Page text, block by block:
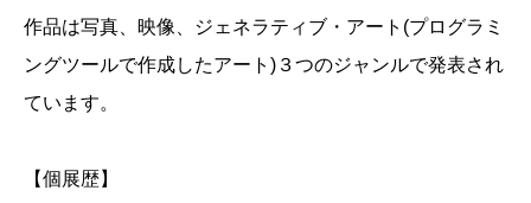
作品は写真、映像、ジェネラティブ・アート(プログラミ
ングツールで作成したアート)３つのジャンルで発表され
ています。
【個展歴】